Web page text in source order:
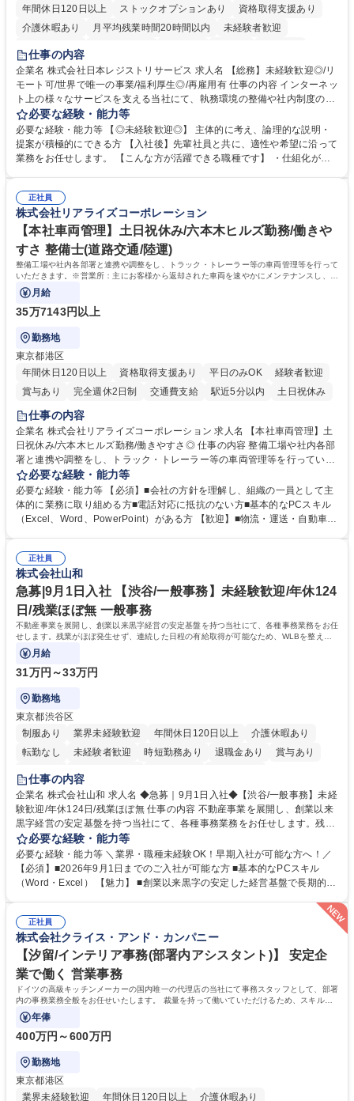
年間休日120日以上 ストックオプションあり
資格取得支援あり
介護休暇あり
月平均残業時間20時間以内
未経験者歓迎
住宅手当あり
完全週休2日制
交通費支給 駅近5分以内 土日祝休み 服装自由
仕事の内容
企業名 株式会社日本レジストリサービス 求人名 【総務】未経験歓迎◎/リ
モート可/世界で唯一の事業/福利厚生◎/再雇用有 仕事の内容 インターネッ
ト上の様々なサービスを支える当社にて、執務環境の整備や社内制度の検
討、イベント運営などの幅広い業務を担当し、間接的に会社の生産性向上
や成長に貢献している部署です。 会社の全メンバーが安心して長く成果を
発揮できる環境を整えるために、毎日のメンテナンスや維持管理に加え、
新たな施策検討を積極的に行っていただき、会社全体を巻き込み課題解決
幅広い業務の体得が可能で、多様なキャリアパスを描くことも可能です。
募集職種 【総務】未経験歓迎◎/リモート可/世界で唯一の事業/福利厚生◎/
再雇用有
必要な経験・能力等
必要な経験・能力等 【◎未経験歓迎◎】 主体的に考え、論理的な説明・
提案が積極的にできる方 【入社後】先輩社員と共に、適性や希望に沿って
業務をお任せします。 【こんな方が活躍できる職種です】 ・仕組化が好
対処できる・新しいことに興味関心がある 【魅力】■自己啓発支援：資格
取得や通信教育など費用の80%（年間25万円まで）を補助 ■住宅手当：家
賃の50%（月額7万円まで）を補助 学歴・資格 学歴：大学院 大学 語学
力： 資格：
正社員
株式会社リアライズコーポレーション
【本社車両管理】土日祝休み/六本木ヒルズ勤務/働きや
すさ 整備士(道路交通/陸運)
整備工場や社内各部署と連携や調整をし、トラック・トレーラー等の車両管理等を行って
いただきます。※営業所：主にお客様から返却された車両を速やかにメンテナンスし、次
のお客様にお貸し出しするための拠点
月給
35万7143円以上
勤務地
東京都港区
年間休日120日以上
資格取得支援あり 平日のみOK
経験者歓迎
賞与あり
完全週休2日制 交通費支給 駅近5分以内 土日祝休み
仕事の内容
企業名 株式会社リアライズコーポレーション 求人名 【本社車両管理】土
日祝休み/六本木ヒルズ勤務/働きやすさ◎ 仕事の内容 整備工場や社内各部
署と連携や調整をし、トラック・トレーラー等の車両管理等を行っていた
だきます。※営業所：主にお客様から返却された車両を速やかにメンテナ
ンスし、次のお客様にお貸し出しするための拠点 【具体的には】■整備工
場への整備発注・入出庫調整、社内各部署との連携・調整■車両の入出庫
スケジュール管理■返却車両の整備に関する調査・進捗管理等※弊社事業
木ヒルズ）になります。 ※毎週土日しっかり休める週休2日制です。 募集
職種 【本社車両管理】土日祝休み/六本木ヒルズ勤務/働きやすさ◎
必要な経験・能力等
必要な経験・能力等 【必須】■会社の方針を理解し、組織の一員として主
体的に業務に取り組める方■電話対応に抵抗のない方■基本的なPCスキル
（Excel、Word、PowerPoint）がある方 【歓迎】■物流・運送・自動車・
コストマネジメント能力：整備工場からの修理費の見積もりを精査し、無
駄なコストを見極めるため、経営的視点での数字感覚が身につきます。■
期日・進捗管理能力：リース開始日や車検のタイミング等を管理し調整す
る力が身に付きます。 学歴・資格 学歴：大学院 大学 語学力： 資格：
正社員
株式会社山和
急募|9月1日入社 【渋谷/一般事務】未経験歓迎/年休124
日/残業ほぼ無 一般事務
不動産事業を展開し、創業以来黒字経営の安定基盤を持つ当社にて、各種事務業務をお任
せします。残業がほぼ発生せず、連続した日程の有給取得が可能なため、WLBを整えた
い方にお勧めの環境です！
月給
31万円～33万円
勤務地
東京都渋谷区
制服あり
業界未経験歓迎 年間休日120日以上
介護休暇あり
転勤なし
未経験者歓迎 時短勤務あり 退職金あり
賞与あり
育休あり
完全週休2日制
仕事の内容
企業名 株式会社山和 求人名 ◆急募｜9月1日入社◆【渋谷/一般事務】未経
験歓迎/年休124日/残業ほぼ無 仕事の内容 不動産事業を展開し、創業以来
黒字経営の安定基盤を持つ当社にて、各種事務業務をお任せします。残業
がほぼ発生せず、連続した日程の有給取得が可能なため、WLBを整えたい
方にお勧めの環境です！ 入社後はOJTを通じて丁寧に研修を行いますの
で、事務未経験の方でも安心して臨むことができます。 【業務詳細】■電
話・来客対応 ■物件の鍵や社内の備品管理 ■データ入力や書類作成 ■契約
必要な経験・能力等
必要な経験・能力等 ＼業界・職種未経験OK！早期入社が可能な方へ！／
【必須】■2026年9月1日までのご入社が可能な方 ■基本的なPCスキル
（Word・Excel） 【魅力】 ■創業以来黒字の安定した経営基盤で長期的に
両立が可能 ■有給取得を積極的に推奨、年間10日程度の取得実績 ■1ヶ月
のOJTで業務を習得可能、未経験でもしっかりサポート 学歴・資格 学
歴：大学院 大学 高専 短大 語学力： 資格：
正社員
株式会社クライス・アンド・カンパニー
【汐留/インテリア事務(部署内アシスタント)】 安定企
業で働く 営業事務
ドイツの高級キッチンメーカーの国内唯一の代理店の当社にて事務スタッフとして、部署
内の事務業務全般をお任せいたします。 裁量を持って働いていただけるため、スキルア
ップも可能です。
年俸
400万円～600万円
勤務地
東京都港区
業界未経験歓迎
年間休日120日以上
介護休暇あり